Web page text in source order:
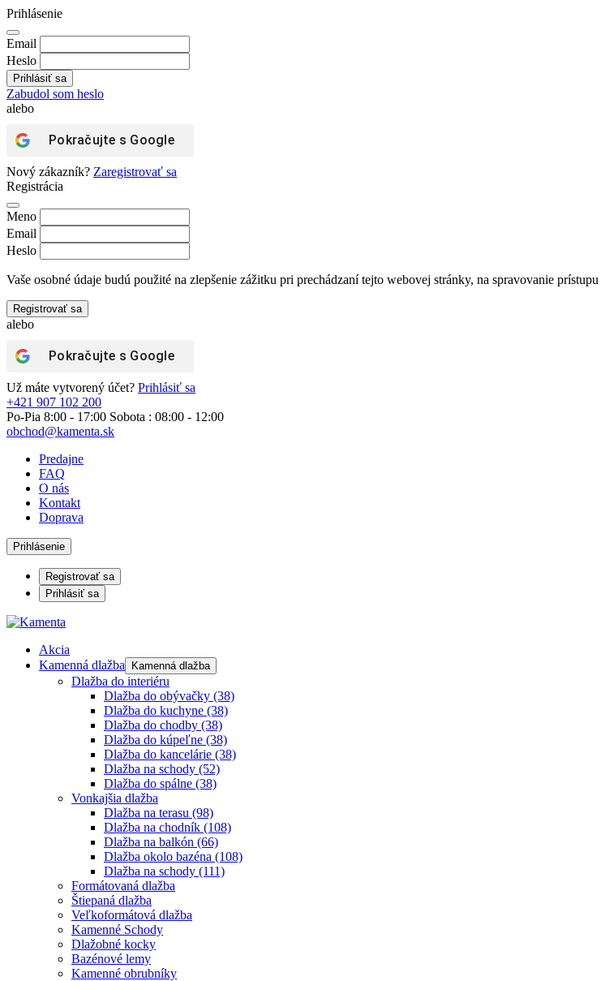
Prihlásenie
Email
Heslo
Zabudol som heslo
alebo
Pokračujte s Google
Nový zákazník? Zaregistrovať sa
Registrácia
Meno
Email
Heslo
Vaše osobné údaje budú použité na zlepšenie zážitku pri prechádzaní tejto webovej stránky, na spravovanie
Registrovať sa
alebo
Pokračujte s Google
Už máte vytvorený účet? Prihlásiť sa
+421 907 102 200
Po-Pia 8:00 - 17:00 Sobota : 08:00 - 12:00
obchod@kamenta.sk
Predajne
FAQ
O nás
Kontakt
Doprava
Prihlásenie
Registrovať sa
Prihlásiť sa
Akcia
Kamenná dlažba
Kamenná dlažba
Dlažba do interiéru
Dlažba do obývačky (38)
Dlažba do kuchyne (38)
Dlažba do chodby (38)
Dlažba do kúpeľne (38)
Dlažba do kancelárie (38)
Dlažba na schody (52)
Dlažba do spálne (38)
Vonkajšia dlažba
Dlažba na terasu (98)
Dlažba na chodník (108)
Dlažba na balkón (66)
Dlažba okolo bazéna (108)
Dlažba na schody (111)
Formátovaná dlažba
Štiepaná dlažba
Veľkoformátová dlažba
Kamenné Schody
Dlažobné kocky
Bazénové lemy
Kamenné obrubníky